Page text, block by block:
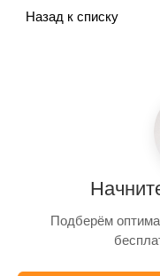
Назад к списку
Подберём